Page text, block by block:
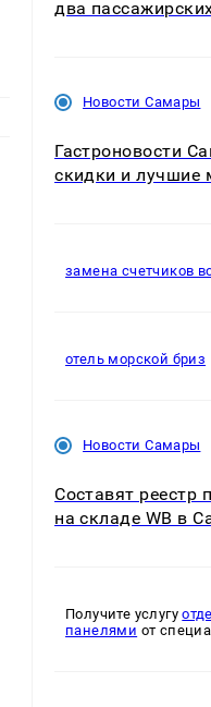
два
Новости Самары
Гастроновости
скидки и лучшие
замена счетчиков
отель морской бриз
Новости Самары
Составят реестр
на складе WB в
Получите услугу
панелями от